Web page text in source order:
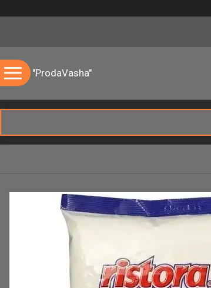
"ProdaVasha"